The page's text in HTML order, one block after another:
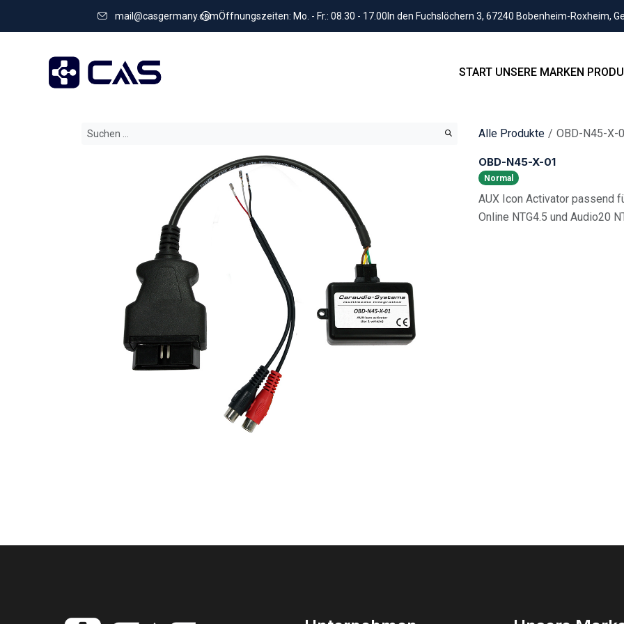
mail@casgermany.comÖffnungszeiten: Mo. - Fr.: 08.30 - 17.00 In den Fuchslöchern 3, 67240 Bobenheim-Roxheim,
START UNSERE MARKEN
Alle Produkte OBD-N45-X-
OBD-N45-X-01
Normal
AUX Icon Activator passend
Online NTG4.5 und Audio20